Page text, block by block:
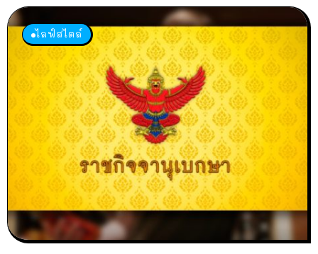
ไลฟ์สไตล์